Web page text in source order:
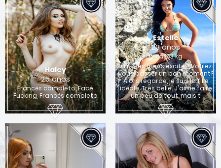
Haley
25 años
Francés completo, Face
Fucking, Francés completo
Estelle
23 años
Peso: 63 kg
Salut, les mecs excités! Voulez-
vous passer un bon moment?
Alors regarde, je suis la fille
idéale. Très belle. J'aime faire
un peu de tout, mais t